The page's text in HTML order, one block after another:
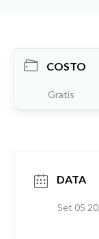
COSTO
Gratis
DATA
Set 05